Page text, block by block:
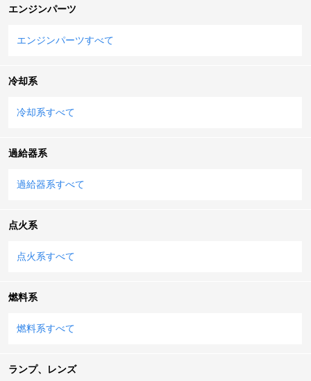
エンジンパーツ
エンジンパーツすべて
冷却系
冷却系すべて
過給器系
過給器系すべて
点火系
点火系すべて
燃料系
燃料系すべて
ランプ、レンズ